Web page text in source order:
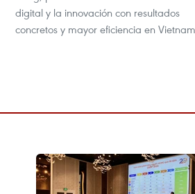
digital y la innovación con resultados
concretos y mayor eficiencia en